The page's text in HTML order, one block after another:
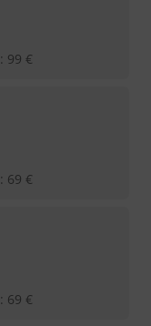
: 99 €
: 69 €
: 69 €